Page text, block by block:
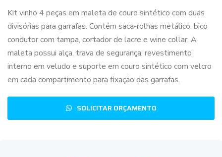
Kit vinho 4 peças em maleta de couro sintético com duas
divisórias para garrafas. Contém saca-rolhas metálico, bico
condutor com tampa, cortador de lacre e wine collar. A
maleta possui alça, trava de segurança, revestimento
interno em veludo e suporte em couro sintético com velcro
em cada compartimento para fixação das garrafas.
SOLICITAR ORÇAMENTO